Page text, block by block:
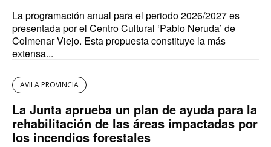
La programación anual para el periodo 2026/2027 es
presentada por el Centro Cultural ‘Pablo Neruda’ de
Colmenar Viejo. Esta propuesta constituye la más
extensa...
AVILA PROVINCIA
La Junta aprueba un plan de ayuda para la
rehabilitación de las áreas impactadas por
los incendios forestales